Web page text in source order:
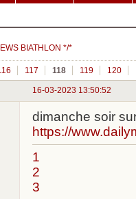
BIATHLON */*
117 118 119 120
16-03-2023 13:50:52
dimanche soir
https://
1
2
3